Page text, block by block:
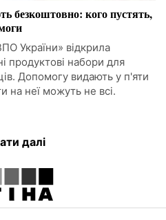
безкоштовно: кого пустять,
України» відкрила
продуктові набори для
Допомогу видають у п'яти
на неї можуть не всі.
далі